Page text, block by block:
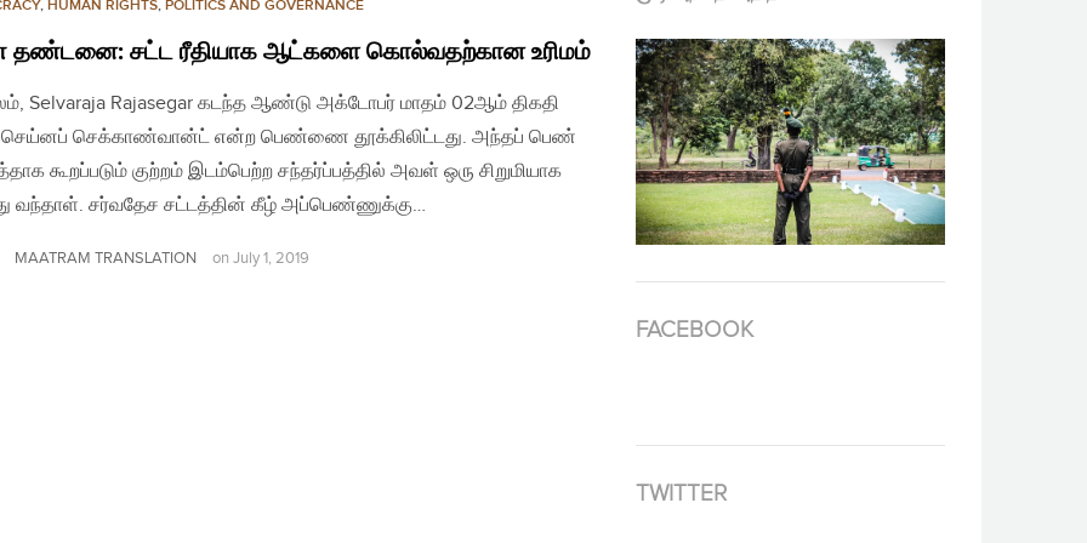
, HUMAN RIGHTS, POLITICS AND GOVERNANCE
தண்டனை: சட்ட ரீதியாக ஆட்களை கொல்வதற்கான உரிமம்
Selvaraja Rajasegar கடந்த ஆண்டு அக்டோபர் மாதம் 02ஆம் திகதி
செய்னப் செக்காண்வான்ட் என்ற பெண்ணை தூக்கிலிட்டது. அந்தப் பெண்
கூறப்படும் குற்றம் இடம்பெற்ற சந்தர்ப்பத்தில் அவள் ஒரு சிறுமியாக
வந்தாள். சர்வதேச சட்டத்தின் கீழ் அப்பெண்ணுக்கு…
MAATRAM TRANSLATION on July 1, 2019
FACEBOOK
TWITTER